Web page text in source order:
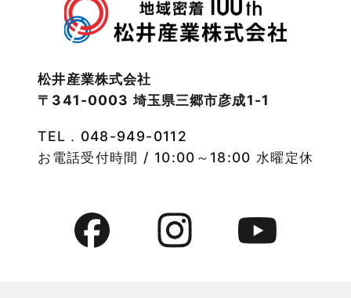
注文住宅施工事例
物件検索
物件特集
竹ノ塚店-ブログ
貸倉庫・その他
2022年11月
2022年9月
2022年8月
2022年6月
松井産業株式会社
〒341-0003 埼玉県三郷市彦成1-1
TEL． 048-949-0112
お電話受付時間 / 10:00～18:00 水曜定休